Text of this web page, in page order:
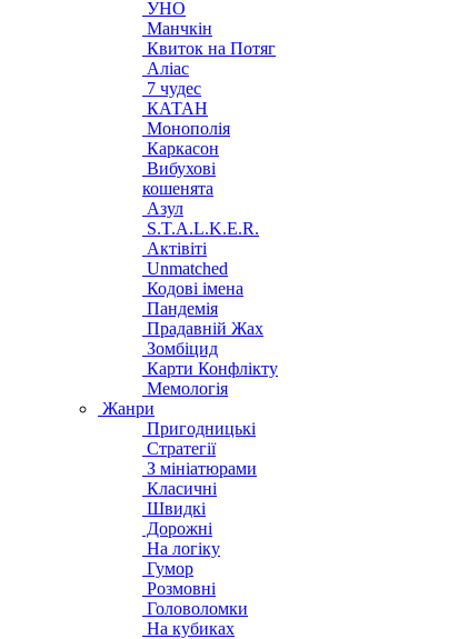
УНО
Манчкін
Квиток на Потяг
Аліас
7 чудес
КАТАН
Монополія
Каркасон
Вибухові
кошенята
Азул
S.T.A.L.K.E.R.
Актівіті
Unmatched
Кодові імена
Пандемія
Прадавній Жах
Зомбіцид
Карти Конфлікту
Мемологія
Жанри
Пригодницькі
Стратегії
З мініатюрами
Класичні
Швидкі
Дорожні
На логіку
Гумор
Розмовні
Головоломки
На кубиках